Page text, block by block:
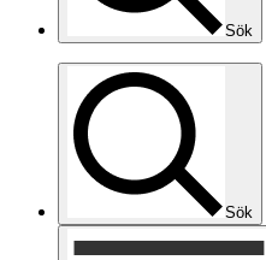
Sök
Sök